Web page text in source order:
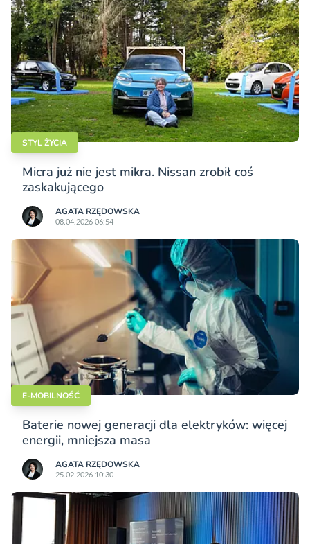
STYL ŻYCIA
Micra już nie jest mikra. Nissan zrobił coś
zaskakującego
AGATA RZĘDOWSKA
08.04.2026 06:54
E-MOBILNOŚĆ
Baterie nowej generacji dla elektryków: więcej
energii, mniejsza masa
AGATA RZĘDOWSKA
25.02.2026 10:30